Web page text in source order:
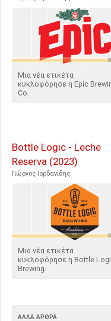
Μια νέα ετικέτα
κυκλοφόρησε η Epic
Co.
Bottle Logic - Leche
Reserva (2023)
Γιώργος Ιορδανίδης
Μια νέα ετικέτα
κυκλοφόρησε η Bottle
Brewing.
ΆΛΛΑ ΆΡΘΡΑ